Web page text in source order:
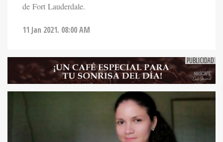
de Fort Lauderdale.
11 Jan 2021. 08:00 AM